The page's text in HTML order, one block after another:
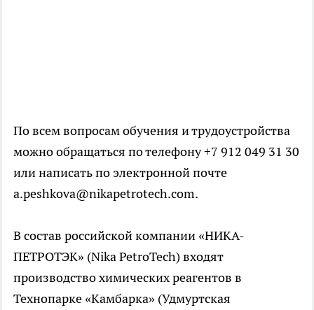
По всем вопросам обучения и трудоустройства
можно обращаться по телефону +7 912 049 31 30
или написать по электронной почте
a.peshkova@nikapetrotech.com.
В состав российской компании «НИКА-
ПЕТРОТЭК» (Nika PetroTech) входят
производство химических реагентов в
Технопарке «Камбарка» (Удмуртская